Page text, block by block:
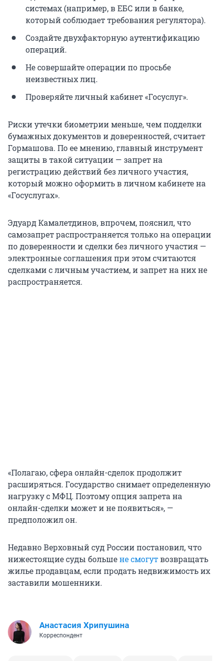
системах (например, в ЕБС или в банке,
который соблюдает требования регулятора).
Создайте двухфакторную аутентификацию
операций.
Не совершайте операции по просьбе
неизвестных лиц.
Проверяйте личный кабинет «Госуслуг».
Риски утечки биометрии меньше, чем подделки
бумажных документов и доверенностей, считает
Гормашова. По ее мнению, главный инструмент
защиты в такой ситуации — запрет на
регистрацию действий без личного участия,
который можно оформить в личном кабинете на
«Госуслугах».
Эдуард Камалетдинов, впрочем, пояснил, что
самозапрет распространяется только на операции
по доверенности и сделки без личного участия —
электронные соглашения при этом считаются
сделками с личным участием, и запрет на них не
распространяется.
«Полагаю, сфера онлайн-сделок продолжит
расширяться. Государство снимает определенную
нагрузку с МФЦ. Поэтому опция запрета на
онлайн-сделки может и не появиться», —
предположил он.
Недавно Верховный суд России постановил, что
нижестоящие суды большене смогутвозвращать
жилье продавцам, если продать недвижимость их
заставили мошенники.
Анастасия Хрипушина
Корреспондент